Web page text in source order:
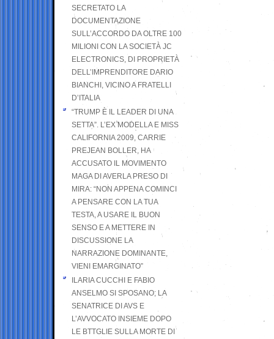
SECRETATO LA
DOCUMENTAZIONE
SULL’ACCORDO DA OLTRE 100
MILIONI CON LA SOCIETÀ JC
ELECTRONICS, DI PROPRIETÀ
DELL’IMPRENDITORE DARIO
BIANCHI, VICINO A FRATELLI
D’ITALIA
“TRUMP È IL LEADER DI UNA
SETTA”. L’EX MODELLA E MISS
CALIFORNIA 2009, CARRIE
PREJEAN BOLLER, HA
ACCUSATO IL MOVIMENTO
MAGA DI AVERLA PRESO DI
MIRA: “NON APPENA COMINCI
A PENSARE CON LA TUA
TESTA, A USARE IL BUON
SENSO E A METTERE IN
DISCUSSIONE LA
NARRAZIONE DOMINANTE,
VIENI EMARGINATO”
ILARIA CUCCHI E FABIO
ANSELMO SI SPOSANO; LA
SENATRICE DI AVS E
L’AVVOCATO INSIEME DOPO
LE BTTGLIE SULLA MORTE DI